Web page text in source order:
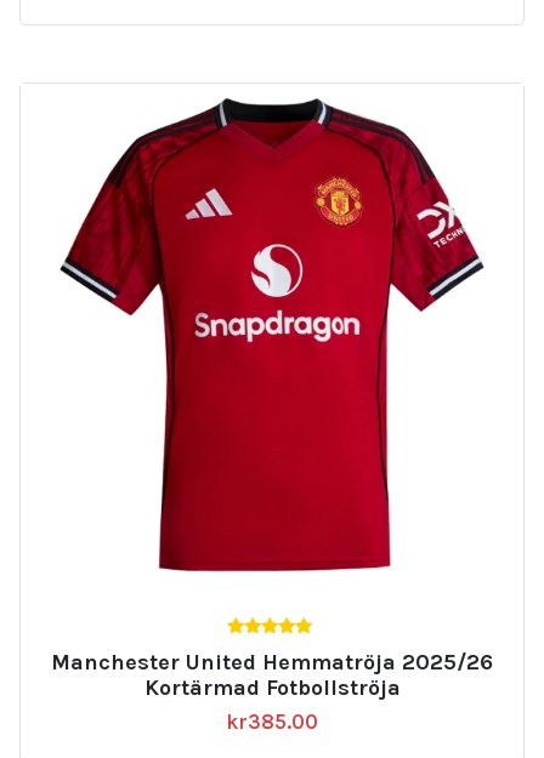
av 5
Manchester United Hemmatröja 2025/26
Kortärmad Fotbollströja
kr385.00